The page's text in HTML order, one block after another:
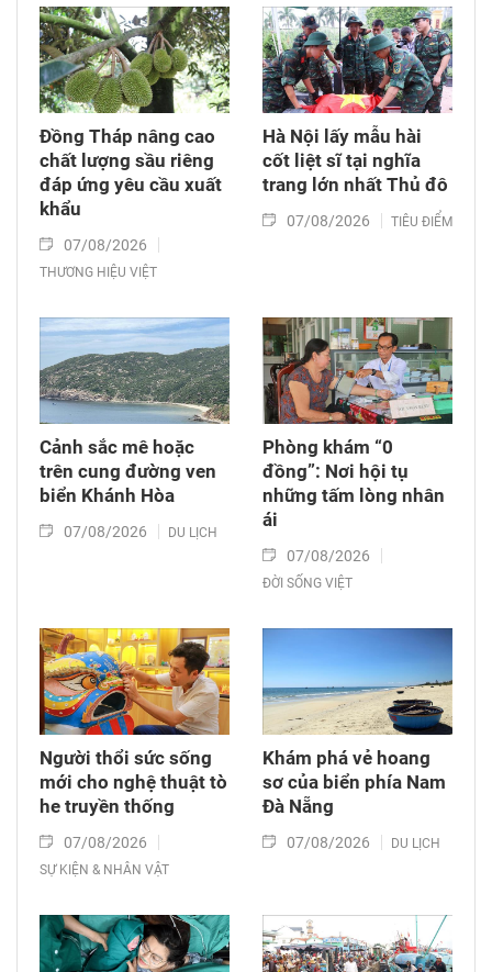
Đồng Tháp nâng cao
chất lượng sầu riêng
đáp ứng yêu cầu xuất
khẩu
07/08/2026
THƯƠNG HIỆU VIỆT
Hà Nội lấy mẫu hài
cốt liệt sĩ tại nghĩa
trang lớn nhất Thủ đô
07/08/2026 TIÊU ĐIỂM
Cảnh sắc mê hoặc
trên cung đường ven
biển Khánh Hòa
07/08/2026 DU LỊCH
Phòng khám “0
đồng”: Nơi hội tụ
những tấm lòng nhân
ái
07/08/2026
ĐỜI SỐNG VIỆT
Người thổi sức sống
mới cho nghệ thuật tò
he truyền thống
07/08/2026
SỰ KIỆN & NHÂN VẬT
Khám phá vẻ hoang
sơ của biển phía Nam
Đà Nẵng
07/08/2026 DU LỊCH